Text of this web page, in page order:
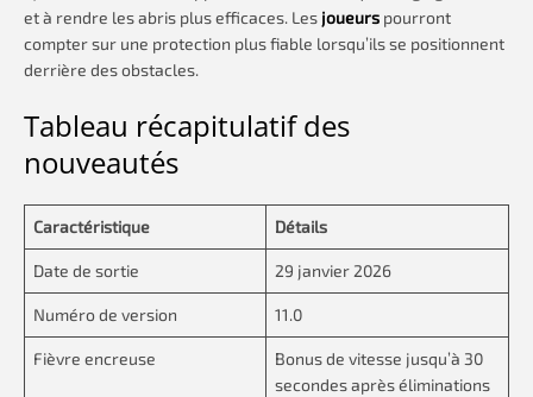
et à rendre les abris plus efficaces. Les joueurs pourront
compter sur une protection plus fiable lorsqu’ils se positionnent
derrière des obstacles.
Tableau récapitulatif des
nouveautés
Caractéristique Détails
Date de sortie 29 janvier 2026
Numéro de version 11.0
Fièvre encreuse
Bonus de vitesse jusqu’à 30
secondes après éliminations